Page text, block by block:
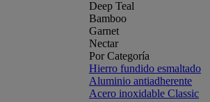
Deep Teal
Bamboo
Garnet
Nectar
Por Categoría
Hierro fundido esmaltado
Aluminio antiadherente
Acero inoxidable Classic